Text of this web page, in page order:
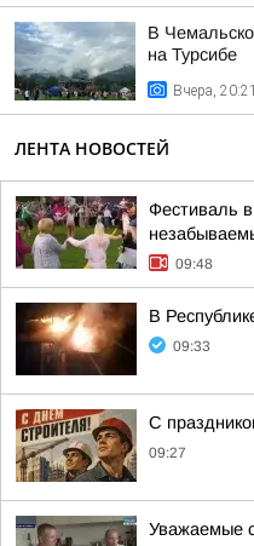
В
на Турсибе
Вчера, 20:21
ЛЕНТА НОВОСТЕЙ
Фестиваль
09:48
В
09:33
С
09:27
Уважаемые